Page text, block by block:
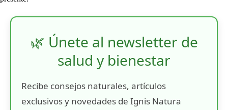
🌿 Únete al newsletter de
salud y bienestar
Recibe consejos naturales, artículos
exclusivos y novedades de Ignis Natura